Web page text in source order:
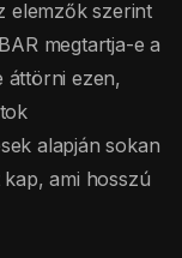
elemzők szerint
megtartja-e a
áttörni ezen,
alapján sokan
ami hosszú